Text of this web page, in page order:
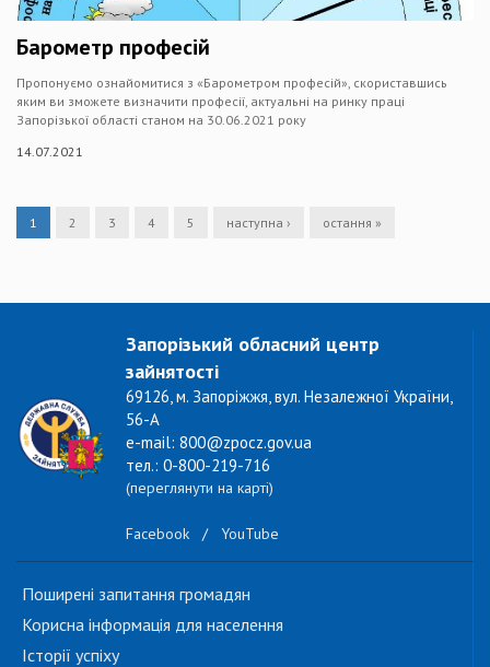
Барометр професій
Пропонуємо ознайомитися з «Барометром професій», скориставшись
яким ви зможете визначити професії, актуальні на ринку праці
Запорізької області станом на 30.06.2021 року
14.07.2021
1 2 3 4 5 наступна › остання »
Запорізький обласний центр
зайнятості
69126, м. Запоріжжя, вул. Незалежної України,
56-А
e-mail: 800@zpocz.gov.ua
тел.: 0-800-219-716
(переглянути на карті)
Facebook / YouTube
Поширені запитання громадян
Корисна інформація для населення
Історії успіху